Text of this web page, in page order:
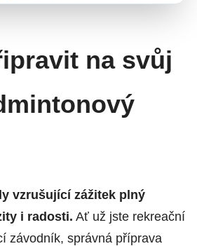
na svůj
vzrušující zážitek plný
i radosti. Ať už jste rekreační
závodník, správná příprava